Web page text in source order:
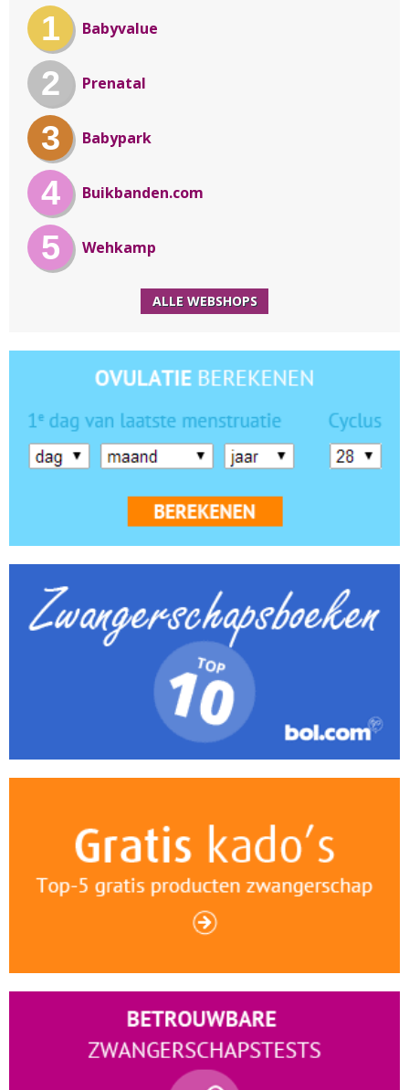
1 Babyvalue
2 Prenatal
3 Babypark
4 Buikbanden.com
5 Wehkamp
ALLE WEBSHOPS